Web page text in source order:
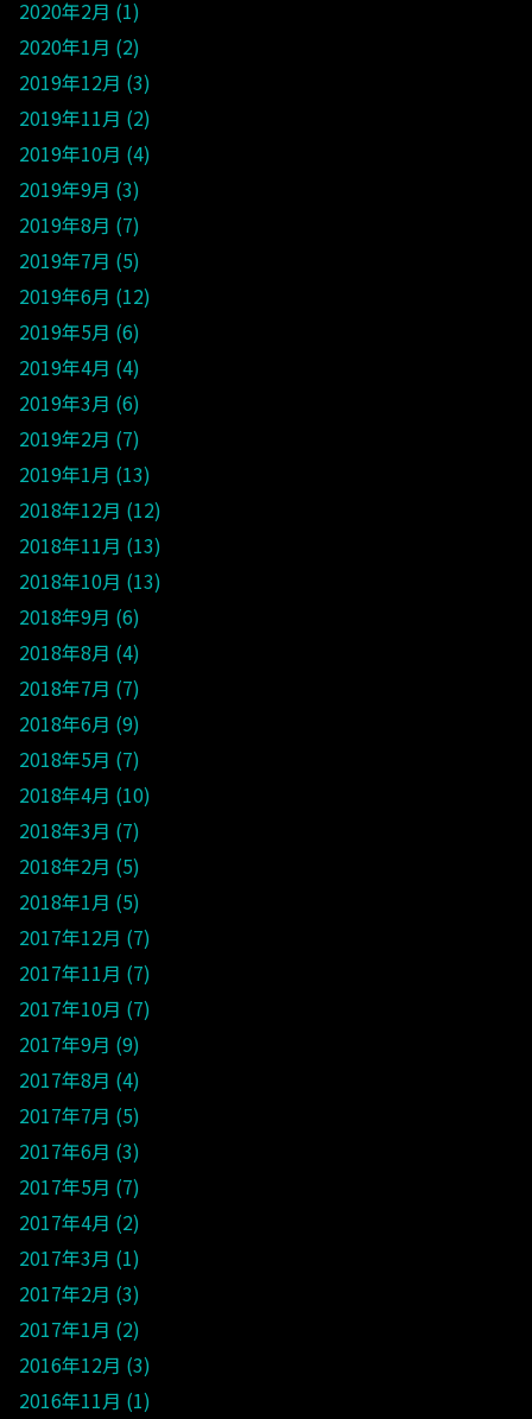
2020年2月 1
2020年1月 2
2019年12月 3
2019年11月 2
2019年10月 4
2019年9月 3
2019年8月 7
2019年7月 5
2019年6月 12
2019年5月 6
2019年4月 4
2019年3月 6
2019年2月 7
2019年1月 13
2018年12月 12
2018年11月 13
2018年10月 13
2018年9月 6
2018年8月 4
2018年7月 7
2018年6月 9
2018年5月 7
2018年4月 10
2018年3月 7
2018年2月 5
2018年1月 5
2017年12月 7
2017年11月 7
2017年10月 7
2017年9月 9
2017年8月 4
2017年7月 5
2017年6月 3
2017年5月 7
2017年4月 2
2017年3月 1
2017年2月 3
2017年1月 2
2016年12月 3
2016年11月 1